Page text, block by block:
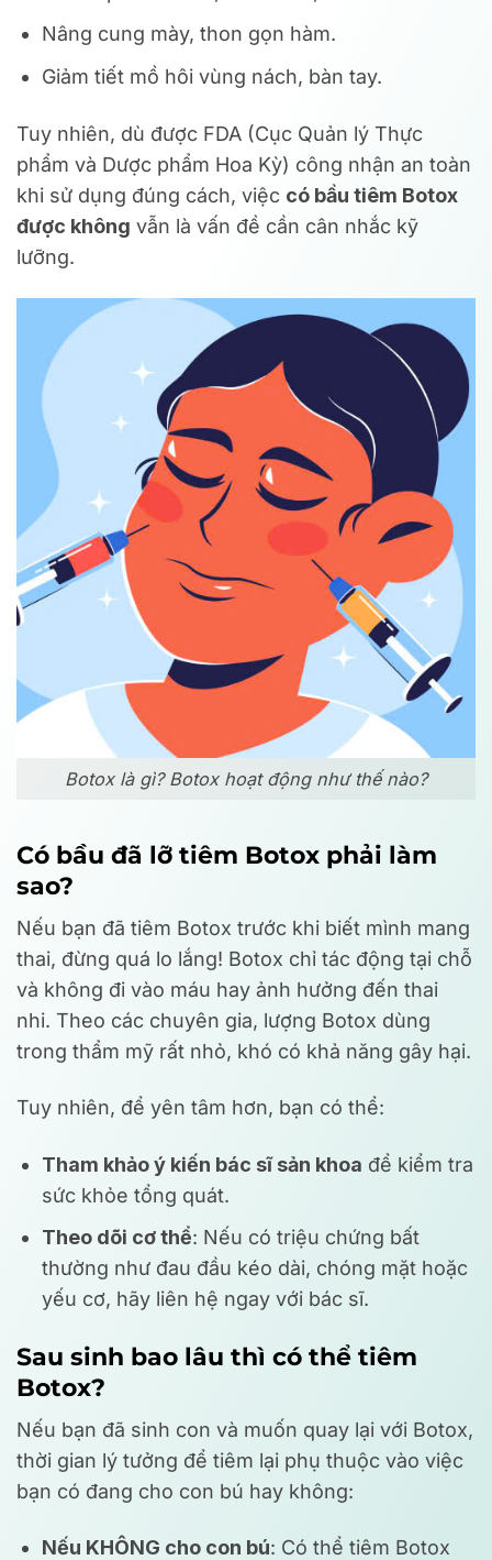
Nâng cung mày, thon gọn hàm.
Giảm tiết mồ hôi vùng nách, bàn tay.
Tuy nhiên, dù được FDA (Cục Quản lý Thực
phẩm và Dược phẩm Hoa Kỳ) công nhận an toàn
khi sử dụng đúng cách, việc có bầu tiêm Botox
được không vẫn là vấn đề cần cân nhắc kỹ
lưỡng.
Botox là gì? Botox hoạt động như thế nào?
Có bầu đã lỡ tiêm Botox phải làm
sao?
Nếu bạn đã tiêm Botox trước khi biết mình mang
thai, đừng quá lo lắng! Botox chỉ tác động tại chỗ
và không đi vào máu hay ảnh hưởng đến thai
nhi. Theo các chuyên gia, lượng Botox dùng
trong thẩm mỹ rất nhỏ, khó có khả năng gây hại.
Tuy nhiên, để yên tâm hơn, bạn có thể:
Tham khảo ý kiến bác sĩ sản khoa để kiểm tra
sức khỏe tổng quát.
Theo dõi cơ thể: Nếu có triệu chứng bất
thường như đau đầu kéo dài, chóng mặt hoặc
yếu cơ, hãy liên hệ ngay với bác sĩ.
Sau sinh bao lâu thì có thể tiêm
Botox?
Nếu bạn đã sinh con và muốn quay lại với Botox,
thời gian lý tưởng để tiêm lại phụ thuộc vào việc
bạn có đang cho con bú hay không:
Nếu KHÔNG cho con bú: Có thể tiêm Botox